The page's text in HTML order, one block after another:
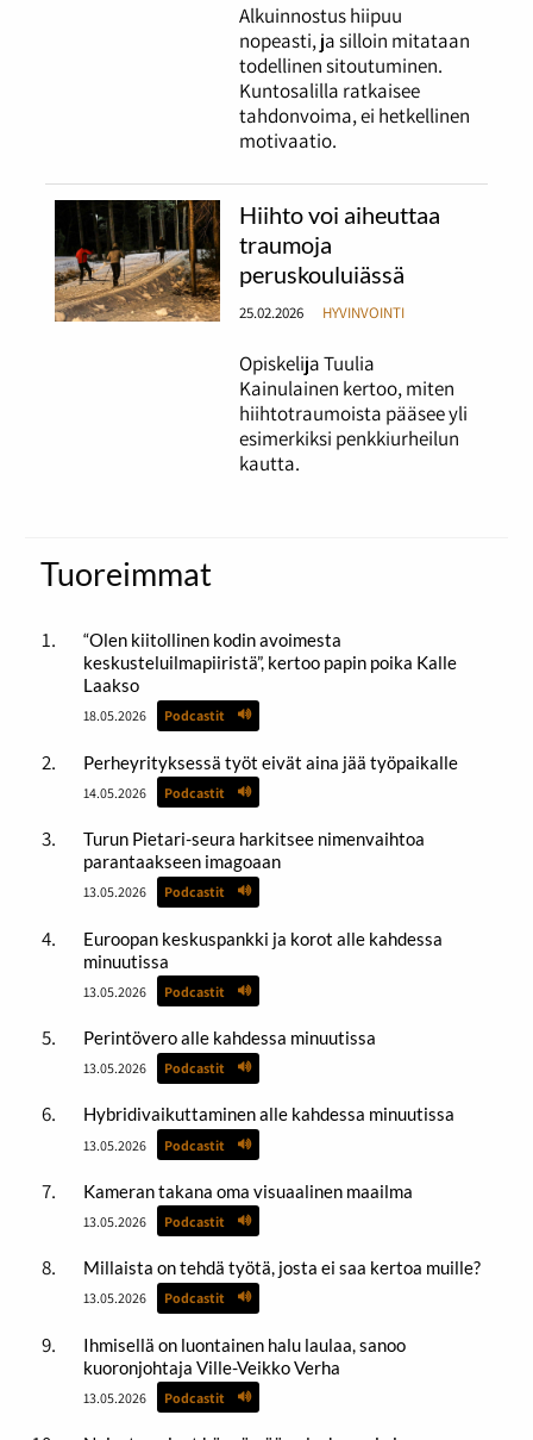
Alkuinnostus hiipuu
nopeasti, ja silloin mitataan
todellinen sitoutuminen.
Kuntosalilla ratkaisee
tahdonvoima, ei hetkellinen
motivaatio.
Hiihto voi aiheuttaa
traumoja
peruskouluiässä
25.02.2026 HYVINVOINTI
Opiskelija Tuulia
Kainulainen kertoo, miten
hiihtotraumoista pääsee yli
esimerkiksi penkkiurheilun
kautta.
Tuoreimmat
“Olen kiitollinen kodin avoimesta
keskusteluilmapiiristä”, kertoo papin poika Kalle
Laakso
18.05.2026 Podcastit
Perheyrityksessä työt eivät aina jää työpaikalle
14.05.2026 Podcastit
Turun Pietari-seura harkitsee nimenvaihtoa
parantaakseen imagoaan
13.05.2026 Podcastit
Euroopan keskuspankki ja korot alle kahdessa
minuutissa
13.05.2026 Podcastit
Perintövero alle kahdessa minuutissa
13.05.2026 Podcastit
Hybridivaikuttaminen alle kahdessa minuutissa
13.05.2026 Podcastit
Kameran takana oma visuaalinen maailma
13.05.2026 Podcastit
Millaista on tehdä työtä, josta ei saa kertoa muille?
13.05.2026 Podcastit
Ihmisellä on luontainen halu laulaa, sanoo
kuoronjohtaja Ville-Veikko Verha
13.05.2026 Podcastit